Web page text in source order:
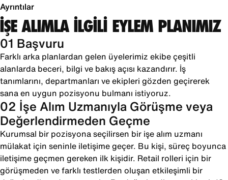
Ayrıntılar
İŞE ALIMLA İLGİLİ EYLEM PLANIMIZ
01 Başvuru
Farklı arka planlardan gelen üyelerimiz ekibe çeşitli
alanlarda beceri, bilgi ve bakış açısı kazandırır. İş
tanımlarını, departmanları ve ekipleri gözden geçirerek
sana en uygun pozisyonu bulmanı istiyoruz.
02 İşe Alım Uzmanıyla Görüşme veya
Değerlendirmeden Geçme
Kurumsal bir pozisyona seçilirsen bir işe alım uzmanı
mülakat için seninle iletişime geçer. Bu kişi, süreç boyunca
iletişime geçmen gereken ilk kişidir. Retail rolleri için bir
görüşmeden ve farklı testlerden oluşan etkileşimli bir